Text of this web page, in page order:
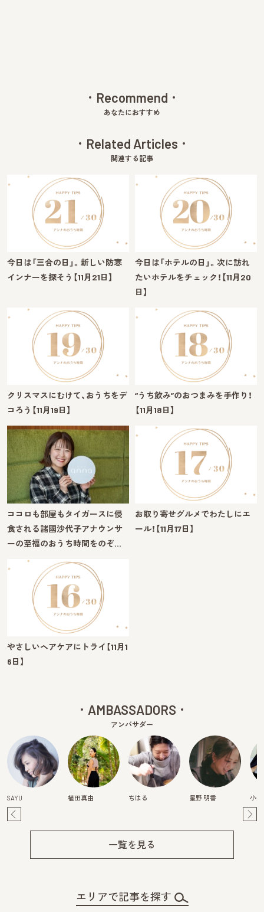
Recommend
あなたにおすすめ
Related Articles
関連する記事
今日は「三合の日」。新しい防寒
インナーを探そう【11月21日】
今日は「ホテルの日」。次に訪れ
たいホテルをチェック！【11月20
日】
クリスマスにむけて、おうちをデ
コろう【11月19日】
“うち飲み”のおつまみを手作り！
【11月18日】
ココロも部屋もタイガースに侵
食される諸國沙代子アナウンサ
ーの至福のおうち時間をのぞ…
お取り寄せグルメでわたしにエ
ール！【11月17日】
やさしいヘアケアにトライ【11月1
6日】
AMBASSADORS
アンバサダー
SAYU 植田真由 ちはる 星野 明香 小
一覧を見る
エリアで記事を探す